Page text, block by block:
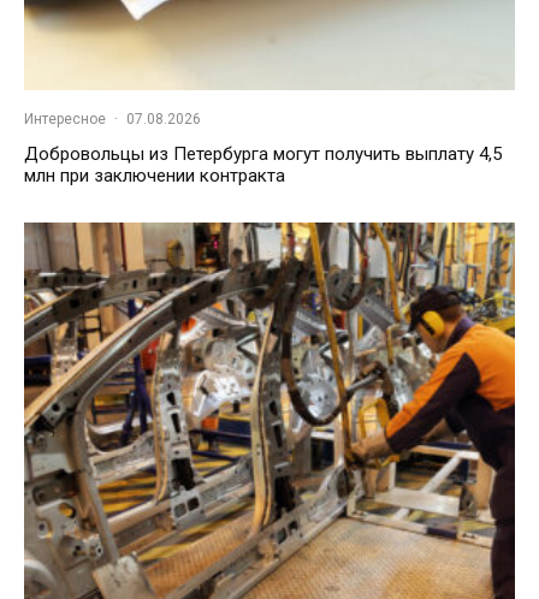
Интересное · 07.08.2026
Добровольцы из Петербурга могут получить выплату 4,5
млн при заключении контракта